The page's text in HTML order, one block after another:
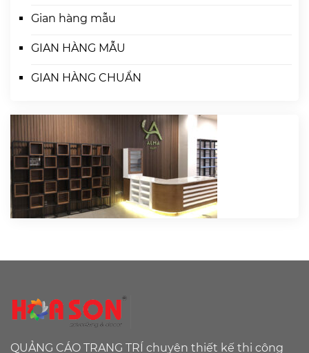
Gian hàng mẫu
GIAN HÀNG MẪU
GIAN HÀNG CHUẨN
QUẢNG CÁO TRANG TRÍ chuyên thiết kế thi công